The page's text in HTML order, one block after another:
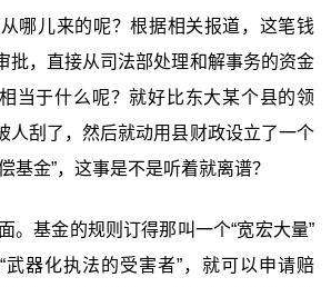
哪儿来的呢？根据相关报道，这笔钱
批，直接从司法部处理和解事务的资金
当于什么呢？就好比东大某个县的领
人刮了，然后就动用县财政设立了一个
基金”，这事是不是听着就离谱？
。基金的规则订得那叫一个“宽宏大量”
器化执法的受害者”，就可以申请赔